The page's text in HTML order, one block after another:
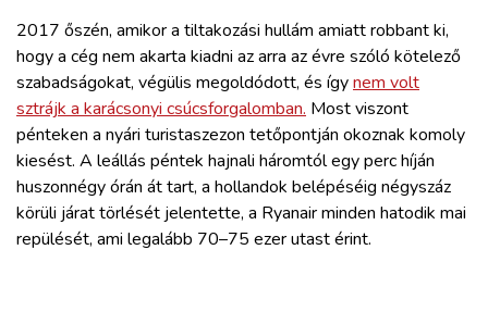
2017 őszén, amikor a tiltakozási hullám amiatt robbant ki,
hogy a cég nem akarta kiadni az arra az évre szóló kötelező
szabadságokat, végülis megoldódott, és ígynem volt
sztrájk a karácsonyi csúcsforgalomban. Most viszont
pénteken a nyári turistaszezon tetőpontján okoznak komoly
kiesést. A leállás péntek hajnali háromtól egy perc híján
huszonnégy órán át tart, a hollandok belépéséig négyszáz
körüli járat törlését jelentette, a Ryanair minden hatodik mai
repülését, ami legalább 70–75 ezer utast érint.